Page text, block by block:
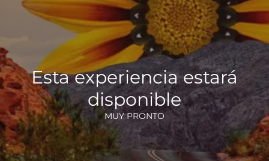
Esta experiencia estará
disponible
MUY PRONTO